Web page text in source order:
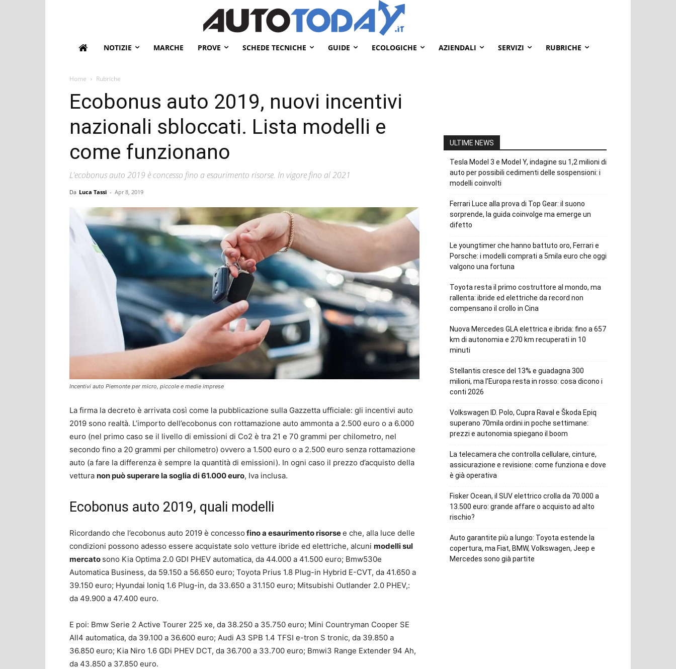
NOTIZIE MARCHE PROVE SCHEDE TECNICHE GUIDE ECOLOGICHE AZIENDALI SERVIZI RUBRICHE
Home Rubriche
Ecobonus auto 2019, nuovi incentivi
nazionali sbloccati. Lista modelli e
come funzionano
L'ecobonus auto 2019 è concesso fino a esaurimento risorse. In vigore fino al 2021
Da Luca Tassi - Apr 8, 2019
Incentivi auto Piemonte per micro, piccole e medie imprese
La firma la decreto è arrivata così come la pubblicazione sulla Gazzetta ufficiale: gli incentivi auto
2019 sono realtà. L’importo dell’ecobonus con rottamazione auto ammonta a 2.500 euro o a 6.000
euro (nel primo caso se il livello di emissioni di Co2 è tra 21 e 70 grammi per chilometro, nel
secondo fino a 20 grammi per chilometro) ovvero a 1.500 euro o a 2.500 euro senza rottamazione
auto (a fare la differenza è sempre la quantità di emissioni). In ogni caso il prezzo d’acquisto della
vettura non può superare la soglia di 61.000 euro, Iva inclusa.
Ecobonus auto 2019, quali modelli
Ricordando che l’ecobonus auto 2019 è concesso fino a esaurimento risorsee che, alla luce delle
condizioni possono adesso essere acquistate solo vetture ibride ed elettriche, alcuni modelli sul
mercato sono Kia Optima 2.0 GDI PHEV automatica, da 44.000 a 41.500 euro; Bmw530e
Automatica Business, da 59.150 a 56.650 euro; Toyota Prius 1.8 Plug-in Hybrid E-CVT, da 41.650 a
39.150 euro; Hyundai Ioniq 1.6 Plug-in, da 33.650 a 31.150 euro; Mitsubishi Outlander 2.0 PHEV,:
da 49.900 a 47.400 euro.
E poi: Bmw Serie 2 Active Tourer 225 xe, da 38.250 a 35.750 euro; Mini Countryman Cooper SE
All4 automatica, da 39.100 a 36.600 euro; Audi A3 SPB 1.4 TFSI e-tron S tronic, da 39.850 a
36.850 euro; Kia Niro 1.6 GDi PHEV DCT, da 36.700 a 33.700 euro; Bmwi3 Range Extender 94 Ah,
da 43.850 a 37.850 euro.
ULTIME NEWS
Tesla Model 3 e Model Y, indagine su 1,2 milioni di
auto per possibili cedimenti delle sospensioni: i
modelli coinvolti
Ferrari Luce alla prova di Top Gear: il suono
sorprende, la guida coinvolge ma emerge un
difetto
Le youngtimer che hanno battuto oro, Ferrari e
Porsche: i modelli comprati a 5mila euro che oggi
valgono una fortuna
Toyota resta il primo costruttore al mondo, ma
rallenta: ibride ed elettriche da record non
compensano il crollo in Cina
Nuova Mercedes GLA elettrica e ibrida: fino a 657
km di autonomia e 270 km recuperati in 10
minuti
Stellantis cresce del 13% e guadagna 300
milioni, ma l’Europa resta in rosso: cosa dicono i
conti 2026
Volkswagen ID. Polo, Cupra Raval e Škoda Epiq
superano 70mila ordini in poche settimane:
prezzi e autonomia spiegano il boom
La telecamera che controlla cellulare, cinture,
assicurazione e revisione: come funziona e dove
è già operativa
Fisker Ocean, il SUV elettrico crolla da 70.000 a
13.500 euro: grande affare o acquisto ad alto
rischio?
Auto garantite più a lungo: Toyota estende la
copertura, ma Fiat, BMW, Volkswagen, Jeep e
Mercedes sono già partite